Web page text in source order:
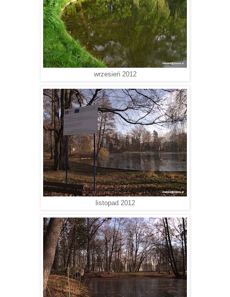
wrzesień 2012
listopad 2012